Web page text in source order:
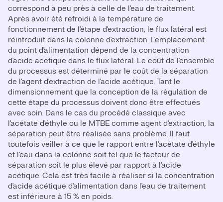
correspond à peu près à celle de l'eau de traitement.
Après avoir été refroidi à la température de
fonctionnement de l'étape d'extraction, le flux latéral est
réintroduit dans la colonne d'extraction. L'emplacement
du point d'alimentation dépend de la concentration
d'acide acétique dans le flux latéral. Le coût de l'ensemble
du processus est déterminé par le coût de la séparation
de l'agent d'extraction de l'acide acétique. Tant le
dimensionnement que la conception de la régulation de
cette étape du processus doivent donc être effectués
avec soin. Dans le cas du procédé classique avec
l'acétate d'éthyle ou le MTBE comme agent d'extraction, la
séparation peut être réalisée sans problème. Il faut
toutefois veiller à ce que le rapport entre l'acétate d'éthyle
et l'eau dans la colonne soit tel que le facteur de
séparation soit le plus élevé par rapport à l'acide
acétique. Cela est très facile à réaliser si la concentration
d'acide acétique d'alimentation dans l'eau de traitement
est inférieure à 15 % en poids.